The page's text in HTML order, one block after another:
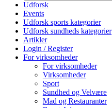
Udforsk
Events
Udforsk sports kategorier
Udforsk sundheds kategorier
Artikler
Login / Register
For virksomheder
For virksomheder
Virksomheder
Sport
Sundhed og Velvære
Mad og Restauranter